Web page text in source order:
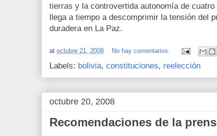
tierras y la controvertida autonomía de
llega a tiempo a descomprimir la tensión del
duradera en La Paz.
at octubre 21, 2008 No hay comentarios:
Labels: bolivia, constituciones, reelección
octubre 20, 2008
Recomendaciones de la